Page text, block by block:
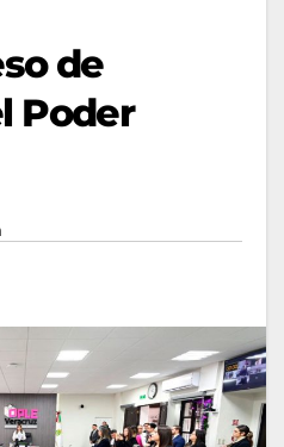
de
Poder